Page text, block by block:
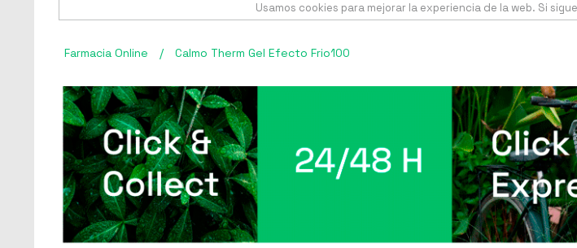
Usamos cookies para mejorar la experiencia de la web. Si
Farmacia Online / Calmo Therm Gel Efecto Frio100